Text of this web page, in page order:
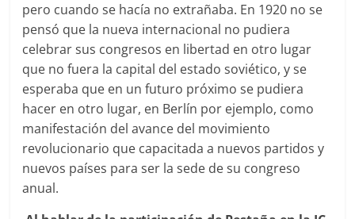
pero cuando se hacía no extrañaba. En 1920 no se
pensó que la nueva internacional no pudiera
celebrar sus congresos en libertad en otro lugar
que no fuera la capital del estado soviético, y se
esperaba que en un futuro próximo se pudiera
hacer en otro lugar, en Berlín por ejemplo, como
manifestación del avance del movimiento
revolucionario que capacitada a nuevos partidos y
nuevos países para ser la sede de su congreso
anual.